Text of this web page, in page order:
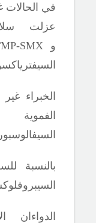
في الحالات
عزلت
و SMX
الخبراء
بالنسبة
الدواءان